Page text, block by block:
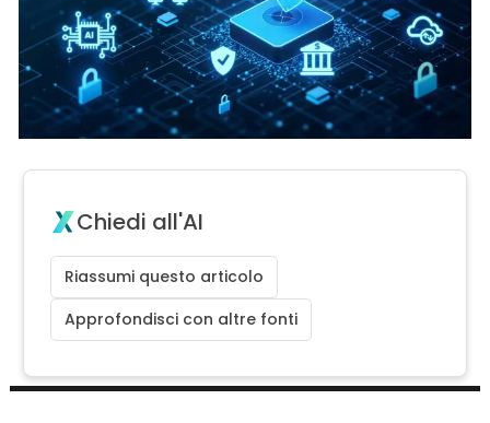
Chiedi all'AI
Riassumi questo articolo
Approfondisci con altre fonti